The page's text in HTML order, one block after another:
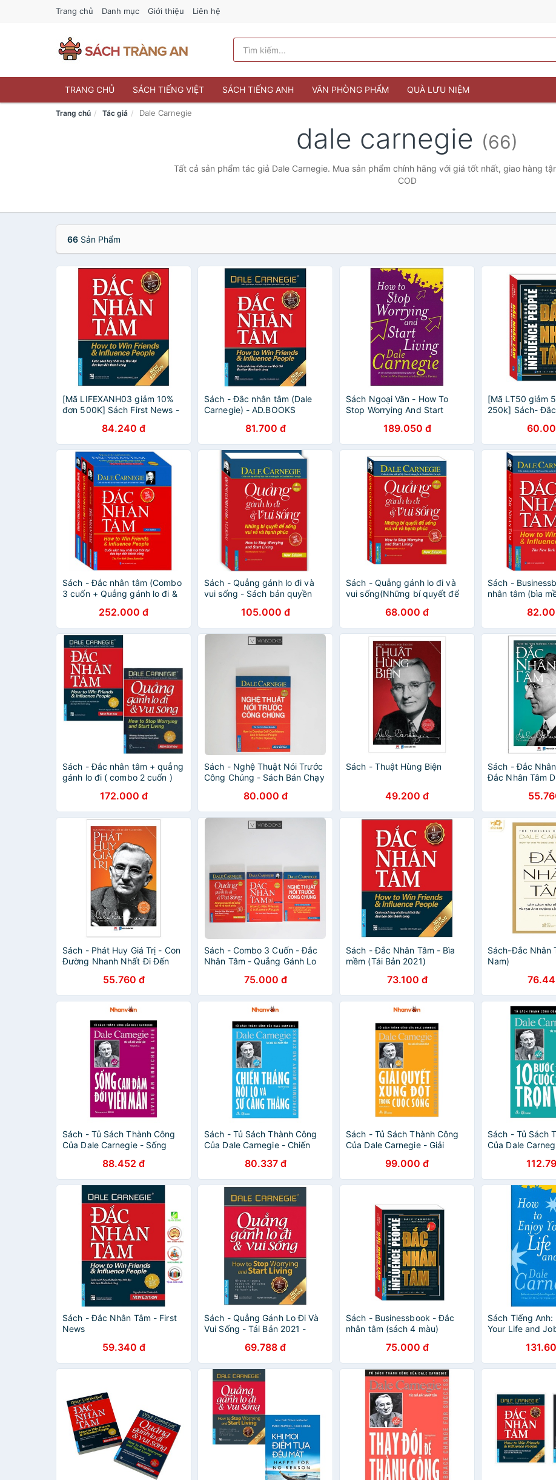
Trang chủ Danh mục Giới thiệu Liên hệ
TRANG CHỦ SÁCH TIẾNG VIỆT SÁCH TIẾNG ANH VĂN PHÒNG PHẨM QUÀ LƯU NIỆM
Trang chủ Tác giả Dale Carnegie
dale carnegie (66)
Tất cả sản phẩm tác giả Dale Carnegie. Mua sản phẩm chính hãng với giá tốt nhất, giao hàng
COD
66 Sản Phẩm
[Mã LIFEXANH03 giảm 10%
đơn 500K] Sách First News -
84.240 đ
Sách - Đắc nhân tâm (Dale
Carnegie) - AD.BOOKS
81.700 đ
Sách Ngoại Văn - How To
Stop Worrying And Start
189.050 đ
[Mã LT50 giảm
250k] Sách-
Sách - Đắc nhân tâm (Combo
3 cuốn + Quẳng gánh lo đi &
trước công chúng)
252.000 đ
Sách - Quẳng gánh lo đi và
vui sống - Sách bản quyền
105.000 đ
Sách - Quẳng gánh lo đi và
vui sống(Những bí quyết để
(bìa mềm)68.000 đ
Sách -
nhân tâm (bìa
Sách - Đắc nhân tâm + quẳng
gánh lo đi ( combo 2 cuốn )
172.000 đ
Sách - Nghệ Thuật Nói Trước
Công Chúng - Sách Bán Chạy
80.000 đ
Sách - Thuật Hùng Biện
49.200 đ
Sách - Đắc
Đắc Nhân Tâm
Sách - Phát Huy Giá Trị - Con
Đường Nhanh Nhất Đi Đến
55.760 đ
Sách - Combo 3 Cuốn - Đắc
Nhân Tâm - Quẳng Gánh Lo
Nói Trước Công Chúng
75.000 đ
Sách - Đắc Nhân Tâm - Bìa
mềm (Tái Bản 2021)
73.100 đ
Sách-Đắc Nhân
Nam)
Sách - Tủ Sách Thành Công
Của Dale Carnegie - Sống
8932000131465
88.452 đ
Sách - Tủ Sách Thành Công
Của Dale Carnegie - Chiến
Thẳng - 8932000128786
80.337 đ
Sách - Tủ Sách Thành Công
Của Dale Carnegie - Giải
Sống - 8932000128953
99.000 đ
Sách - Tủ Sách
Của Dale
8932000131533
Sách - Đắc Nhân Tâm - First
News
59.340 đ
Sách - Quẳng Gánh Lo Đi Và
Vui Sống - Tái Bản 2021 -
69.788 đ
Sách - Businessbook - Đắc
nhân tâm (sách 4 màu)
75.000 đ
Sách Tiếng
Your Life and